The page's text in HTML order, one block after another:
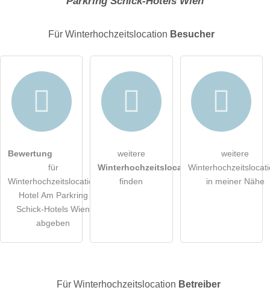
E-Mail-Adresse (wird nicht veröffentlicht)
Die Datenschutzerklärung habe ich zur Kenntnis genommen.
öffentliche Frage stellen
Hinweis:Bitte beachten Sie, öffentliche Fragen sind
Besucher sichtbar
.
Für Winterhochzeitslocation Besucher
Bewertung
für
Winterhochzeitslocation
Hotel Am Parkring
Schick-Hotels Wien
abgeben
weitere
Winterhochzeitslocations
finden
weitere
in meiner Nähe
Für Winterhochzeitslocation Betreiber